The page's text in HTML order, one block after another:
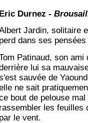
Eric Durnez -
Jardin, solitaire
perd dans ses
Patinaud, son
lui sa
sauvée de
ne sait
bout de pelouse
rassembler les feuilles
par le vent.